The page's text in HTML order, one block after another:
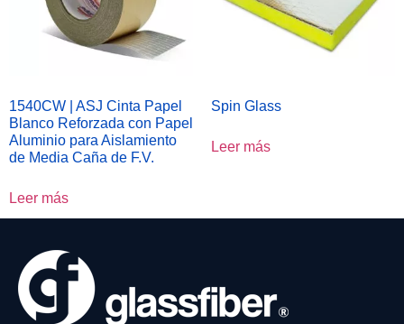
1540CW | ASJ Cinta Papel
Blanco Reforzada con Papel
Aluminio para Aislamiento
de Media Caña de F.V.
Leer más
Spin Glass
Leer más